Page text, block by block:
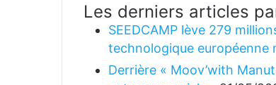
Les derniers articles
SEEDCAMP lève 279
technologique européenne
Derrière « Moov’with